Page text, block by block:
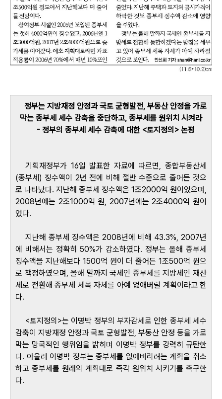
정부는 지방재정 안정과 국토 균형발전, 부동산 안정을 가로
막는 종부세 세수 감축을 중단하고, 종부세를 원위치 시켜라
- 정부의 종부세 세수 감축에 대한 <토지정의> 논평
기획재정부가 16일 발표한 자료에 따르면, 종합부동산세
(종부세) 징수액이 2년 전에 비해 절반 수준으로 줄어든 것으
로 나타났다. 지난해 종부세 징수액은 1조2000억 원이었으며,
2008년에는 2조1000억 원, 2007년에는 2조4000억 원이
었다.
지난해 종부세 징수액은 2008년에 비해 43.3%, 2007년
에 비해서는 정확히 50%가 감소하였다. 정부는 올해 종부세
징수액을 지난해보다 1500억 원이 더 줄어든 1조500억 원으
로 책정하였으며, 올해 말까지 국세인 종부세를 지방세인 재산
세로 전환해 종부세 세목 자체를 아예 없애버릴 계획이라고 한
다.
<토지정의>는 이명박 정부의 부자감세로 인한 종부세 세수
감축이 지방재정 안정과 국토 균형발전, 부동산 안정 등을 가로
막는 망국적인 행위임을 밝히며 이명박 정부를 강력히 규탄한
다. 아울러 이명박 정부는 종부세를 없애버리려는 계획을 취소
하고 종부세를 원래의 계획대로 즉각 원위치 시키기를 촉구한
다.